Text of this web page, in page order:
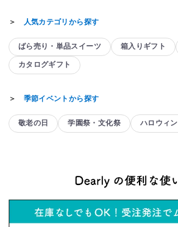
＞ 人気カテゴリから探す
ばら売り・単品スイーツ 箱入りギフト
カタログギフト
＞ 季節イベントから探す
敬老の日 学園祭・文化祭 ハロウィン